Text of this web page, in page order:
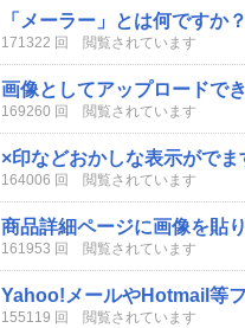
「メーラー」とは何ですか
171322 回 閲覧されています
画像としてアップロードで
169260 回 閲覧されています
×印などおかしな表示がでま
164006 回 閲覧されています
商品詳細ページに画像を貼
161953 回 閲覧されています
Yahoo!メールやHotmail等
155119 回 閲覧されています